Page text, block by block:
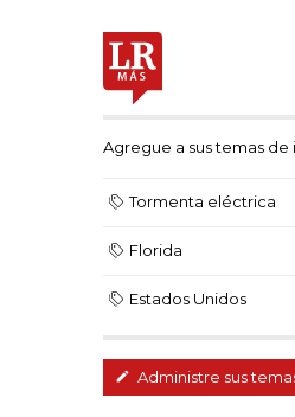
Agregue a sus temas de
Tormenta eléctrica
Florida
Estados Unidos
Administre sus